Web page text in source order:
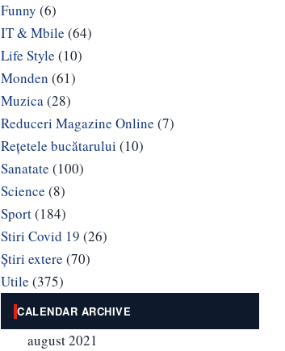
Funny (6)
IT & Mbile (64)
Life Style (10)
Monden (61)
Muzica(28)
Reduceri Magazine Online (7)
Rețetele bucătarului (10)
Sanatate (100)
Science (8)
Sport(184)
Stiri Covid 19 (26)
Știri extere (70)
Utile (375)
CALENDAR ARCHIVE
august 2021